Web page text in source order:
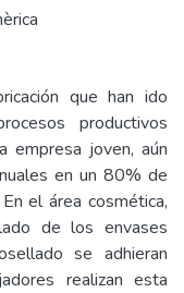
que han ido
productivos
empresa joven, aún
en un 80% de
el área cosmética,
de los envases
se adhieran
realizan esta